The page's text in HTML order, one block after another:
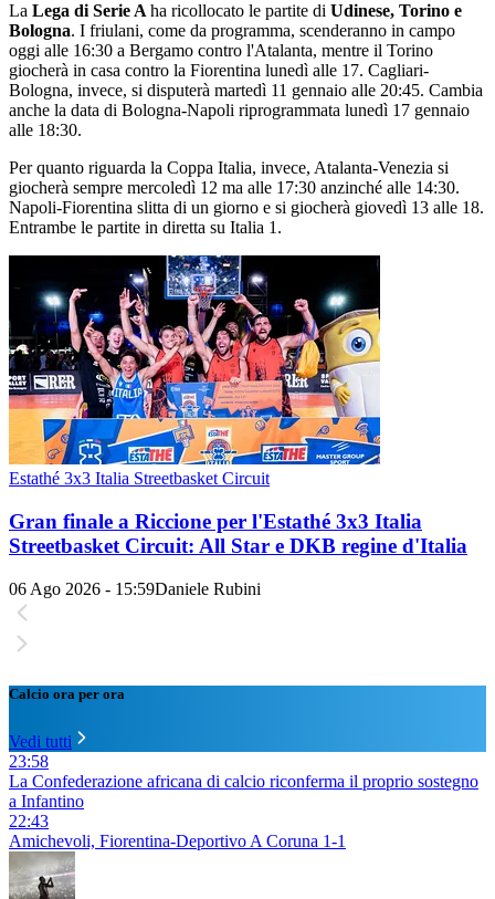
La Lega di Serie A ha ricollocato le partite di Udinese, Torino e
Bologna. I friulani, come da programma, scenderanno in campo
oggi alle 16:30 a Bergamo contro l'Atalanta, mentre il Torino
giocherà in casa contro la Fiorentina lunedì alle 17. Cagliari-
Bologna, invece, si disputerà martedì 11 gennaio alle 20:45. Cambia
anche la data di Bologna-Napoli riprogrammata lunedì 17 gennaio
alle 18:30.
Per quanto riguarda la Coppa Italia, invece, Atalanta-Venezia si
giocherà sempre mercoledì 12 ma alle 17:30 anzinché alle 14:30.
Napoli-Fiorentina slitta di un giorno e si giocherà giovedì 13 alle 18.
Entrambe le partite in diretta su Italia 1.
Estathé 3x3 Italia Streetbasket Circuit
Gran finale a Riccione per l'Estathé 3x3 Italia
Streetbasket Circuit: All Star e DKB regine d'Italia
06 Ago 2026 - 15:59Daniele Rubini
Calcio ora per ora
Vedi tutti
23:58
La Confederazione africana di calcio riconferma il proprio sostegno
a Infantino
22:43
Amichevoli, Fiorentina-Deportivo A Coruna 1-1